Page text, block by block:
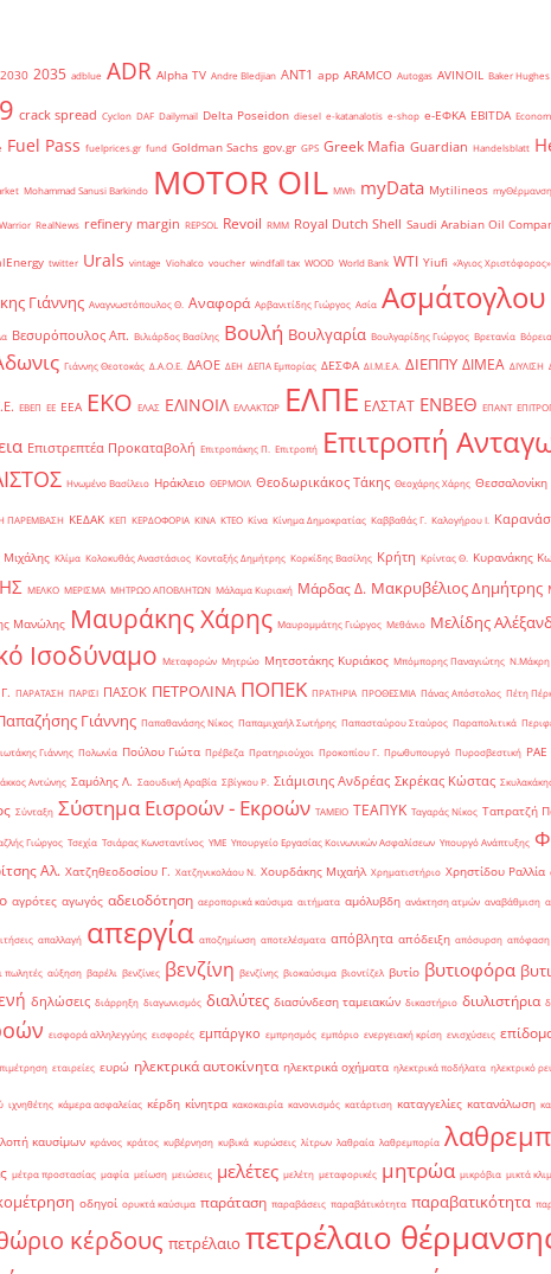
2030 2035 adblue ADR Alpha TV Andre Bledjian ANT1 app ARAMCO Autogas AVINOIL Baker Hughes
crack spread Cyclon DAF Dailymail Delta Poseidon diesel e-katanalotis e-shop e-ΕΦΚΑ EBITDA
Fuel Pass fuelprices.gr fund Goldman Sachs gov.gr GPS Greek Mafia Guardian Handelsblatt
Mohammad Sanusi Barkindo MOTOR OIL MWh myData Mytilineos myΘέρμανση
RealNews refinery margin REPSOL Revoil RMM Royal Dutch Shell Saudi Arabian Oil
twitter Urals vintage Viohalco voucher windfall tax WOOD World Bank WTI Yiufi «Άγιος Χριστόφορος»
Γιάννης Αναγνωστόπουλος Θ. Αναφορά Αρβανιτίδης Γιώργος Ασία Ασμάτογλου
Βεσυρόπουλος Απ. Βιλιάρδος Βασίλης Βουλή Βουλγαρία Βουλγαρίδης Γιώργος Βρετανία
Γιάννης Θεοτοκάς Δ.Α.Ο.Ε. ΔΑΟΕ ΔΕΗ ΔΕΠΑ Εμπορίας ΔΕΣΦΑ ΔΙ.Μ.Ε.Α. ΔΙΕΠΠΥ ΔΙΜΕΑ ΔΙΥΛΙΣΗ
ΕΒΕΠ ΕΕ ΕΕΑ ΕΚΟ ΕΛΑΣ ΕΛΙΝΟΙΛ ΕΛΛΑΚΤΩΡ ΕΛΠΕ ΕΛΣΤΑΤ ΕΝΒΕΘ ΕΠΑΝΤ
Επιστρεπτέα Προκαταβολή Επιτροπάκης Π. Επιτροπή Επιτροπή
Ηνωμένο Βασίλειο Ηράκλειο ΘΕΡΜΟΙΛ Θεοδωρικάκος Τάκης Θεοχάρης Χάρης Θεσσαλονίκη
ΠΑΡΕΜΒΑΣΗ ΚΕΔΑΚ ΚΕΠ ΚΕΡΔΟΦΟΡΙΑ ΚΙΝΑ ΚΤΕΟ Κίνα Κίνημα Δημοκρατίας Καββαθάς Γ. Καλογήρου Ι.
Μιχάλης Κλίμα Κολοκυθάς Αναστάσιος Κονταξής Δημήτρης Κορκίδης Βασίλης Κρήτη Κρίντας Θ. Κυρανάκης
ΜΕΛΚΟ ΜΕΡΙΣΜΑ ΜΗΤΡΩΟ ΑΠΟΒΛΗΤΩΝ Μάλαμα Κυριακή Μάρδας Δ. Μακρυβέλιος Δημήτρης
Μανώλης Μαυράκης Χάρης Μαυρομμάτης Γιώργος Μεθάνιο Μελίδης
Ισοδύναμο Μεταφορών Μητρώο Μητσοτάκης Κυριάκος Μπόμπορης Παναγιώτης Ν.Μάκρη
ΠΑΡΑΤΑΣΗ ΠΑΡΙΣΙ ΠΑΣΟΚ ΠΕΤΡΟΛΙΝΑ ΠΟΠΕΚ ΠΡΑΤΗΡΙΑ ΠΡΟΘΕΣΜΙΑ Πάνας Απόστολος Πέτη
Γιάννης Παπαθανάσης Νίκος Παπαμιχαήλ Σωτήρης Παπασταύρου Σταύρος Παραπολιτικά
Γιάννης Πολωνία Πούλου Γιώτα Πρέβεζα Πρατηριούχοι Προκοπίου Γ. Πρωθυπουργό Πυροσβεστική ΡΑΕ
Αντώνης Σαμόλης Λ. Σαουδική Αραβία Σβίγκου Ρ. Σιάμισιης Ανδρέας Σκρέκας Κώστας
Σύνταξη Σύστημα Εισροών - Εκροών ΤΑΜΕΙΟ ΤΕΑΠΥΚ Ταγαράς Νίκος Ταπρατζή
Γιώργος Τσεχία Τσιάρας Κωνσταντίνος ΥΜΕ Υπουργείο Εργασίας Κοινωνικών Ασφαλίσεων Υπουργό Ανάπτυξης
Αλ. Χατζηθεοδοσίου Γ. Χατζηνικολάου Ν. Χουρδάκης Μιχαήλ Χρηματιστήριο Χρηστίδου Ραλλία
αγρότες αγωγός αδειοδότηση αεροπορικά καύσιμα αιτήματα αμόλυβδη ανάκτηση ατμών αναβάθμιση
απαλλαγή απεργία αποζημίωση αποτελέσματα απόβλητα απόδειξη απόσυρση απόφαση
πωλητές αύξηση βαρέλι βενζίνες βενζίνη βενζίνης βιοκαύσιμα βιοντίζελ βυτίο βυτιοφόρα
δηλώσεις διάρρηξη διαγωνισμός διαλύτες διασύνδεση ταμειακών δικαστήριο διυλιστήρια
εισφορά αλληλεγγύης εισφορές εμπάργκο εμπρησμός εμπόριο ενεργειακή κρίση ενισχύσεις
εταιρείες ευρώ ηλεκτρικά αυτοκίνητα ηλεκτρικά οχήματα ηλεκτρικά ποδήλατα ηλεκτρικό
ιχνηθέτης κάμερα ασφαλείας κέρδη κίνητρα κακοκαιρία κανονισμός κατάρτιση καταγγελίες κατανάλωση
καυσίμων κράνος κράτος κυβέρνηση κυβικά κυρώσεις λίτρων λαθραία λαθρεμπορία
μέτρα προστασίας μαφία μείωση μειώσεις μελέτες μελέτη μεταφορικές μητρώα μικρόβια μικτά
οδηγοί ορυκτά καύσιμα παράταση παραβάσεις παραβάτικότητα παραβατικότητα
κέρδους πετρέλαιο πετρέλαιο